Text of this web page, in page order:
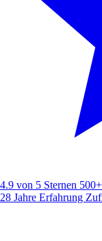
4.9 von 5 Sternen
28 Jahre Erfahrung